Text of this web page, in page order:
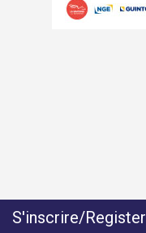
S'inscrire/Register